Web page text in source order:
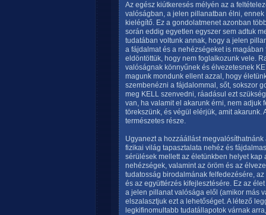
Az egész kiútkeresés mélyén az a
valóságban, a jelen pillanatban élni,
kielégítő. Ez a gondolatmenet azonban
során eddig egyetlen egyszer sem adtuk
tudatában voltunk annak, hogy a jelen
a fájdalmat és a nehézségeket is
eldöntöttük, hogy nem foglalkozunk vele.
valóságnak könnyűnek és élvezetesnek
magunk mondunk ellent azzal, hogy
szembenézni a fájdalommal, sőt, sokszor
meg KELL szenvedni, ráadásul ezt
van, ha valamit el akarunk érni, nem adjuk
törekszünk, és végül elérjük, amit akarunk.
természetes része.
Ugyanezt a hozzáállást
fizikai világ tapasztalata nehéz és
sérülések mellett az életünkben helyet kap
nehézségek, valamint az öröm és az
tudatosság birodalmának felfedezésére,
és az együttérzés kifejlesztésére. Ez az
a jelen pillanat valósága elől (amikor más
elszalasztjuk ezt a lehetőséget. A létező
legkifinomultabb tudatállapotok várnak